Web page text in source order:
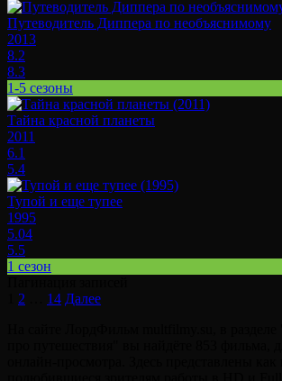
Путеводитель Диппера по необъяснимому
2013
8.2
8.3
1-5 сезоны
Тайна красной планеты
2011
6.1
5.4
Тупой и еще тупее
1995
5.04
5.5
1 сезон
2 14 Далее